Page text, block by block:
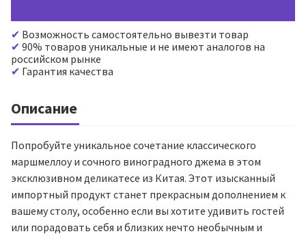
Возможность самостоятельно вывезти товар
90% товаров уникальные и не имеют аналогов на
российском рынке
Гарантия качества
Описание
Попробуйте уникальное сочетание классического
маршмеллоу и сочного виноградного джема в этом
эксклюзивном деликатесе из Китая. Этот изысканный
импортный продукт станет прекрасным дополнением к
вашему столу, особенно если вы хотите удивить гостей
или порадовать себя и близких нечто необычным и